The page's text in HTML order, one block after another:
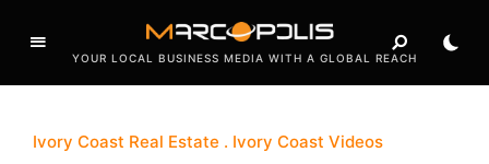
YOUR LOCAL BUSINESS MEDIA WITH A GLOBAL REACH
Ivory Coast Real Estate Ivory Coast Videos